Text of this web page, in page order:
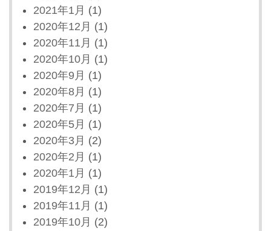
2021年1月 (1)
2020年12月 (1)
2020年11月 (1)
2020年10月 (1)
2020年9月 (1)
2020年8月 (1)
2020年7月 (1)
2020年5月 (1)
2020年3月 (2)
2020年2月 (1)
2020年1月 (1)
2019年12月 (1)
2019年11月 (1)
2019年10月 (2)